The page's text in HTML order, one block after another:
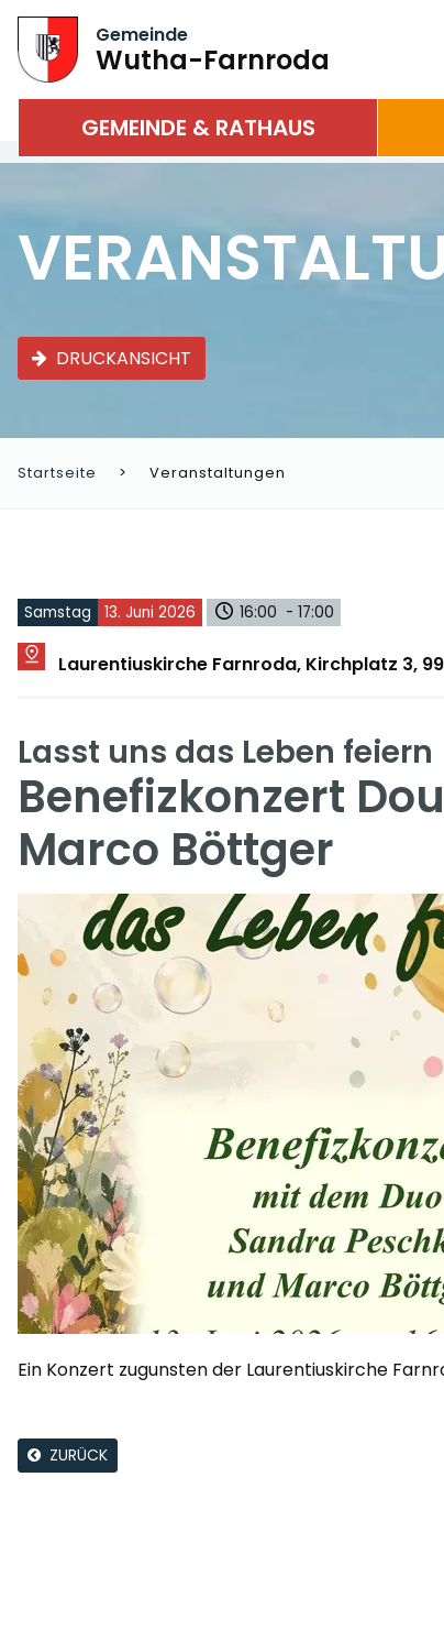
Gemeinde
Wutha-Farnroda
GEMEINDE & RATHAUS
DRUCKANSICHT
Startseite Veranstaltungen
Samstag 13. Juni 2026 16:00 - 17:00
Laurentiuskirche Farnroda, Kirchplatz 3,
Lasst uns das Leben feiern
Benefizkonzert
Marco Böttger
Ein Konzert zugunsten der Laurentiuskirche
ZURÜCK